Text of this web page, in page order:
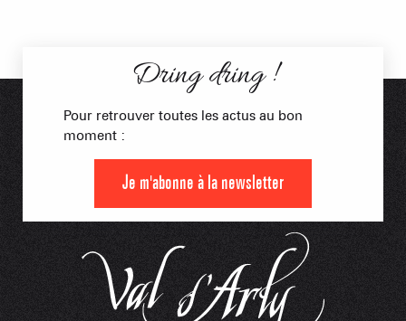
Dring dring !
Pour retrouver toutes les actus au bon
moment :
Je m'abonne à la newsletter